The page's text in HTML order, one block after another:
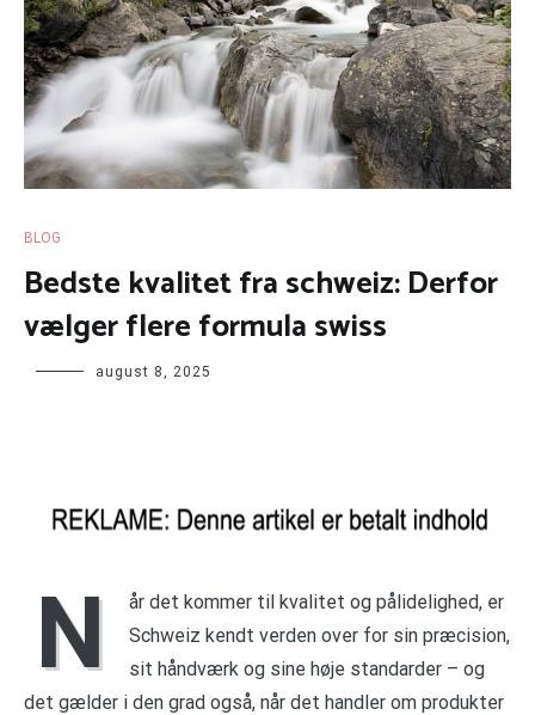
BLOG
Bedste kvalitet fra schweiz: Derfor
vælger flere formula swiss
august 8, 2025
N
år det kommer til kvalitet og pålidelighed, er
Schweiz kendt verden over for sin præcision,
sit håndværk og sine høje standarder – og
det gælder i den grad også, når det handler om produkter